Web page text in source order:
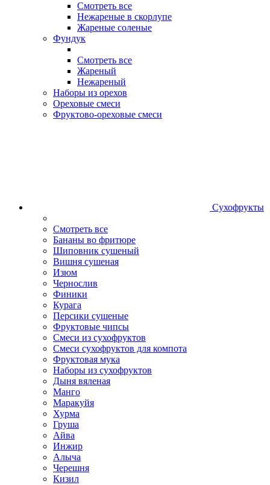
Смотреть все
Нежареные в скорлупе
Жареные соленые
Фундук
Смотреть все
Жареный
Нежареный
Наборы из орехов
Ореховые смеси
Фруктово-ореховые смеси
Сухофрукты
Смотреть все
Бананы во фритюре
Шиповник сушеный
Вишня сушеная
Изюм
Чернослив
Финики
Курага
Персики сушеные
Фруктовые чипсы
Смеси из сухофруктов
Смеси сухофруктов для компота
Фруктовая мука
Наборы из сухофруктов
Дыня вяленая
Манго
Маракуйя
Хурма
Груша
Айва
Инжир
Алыча
Черешня
Кизил